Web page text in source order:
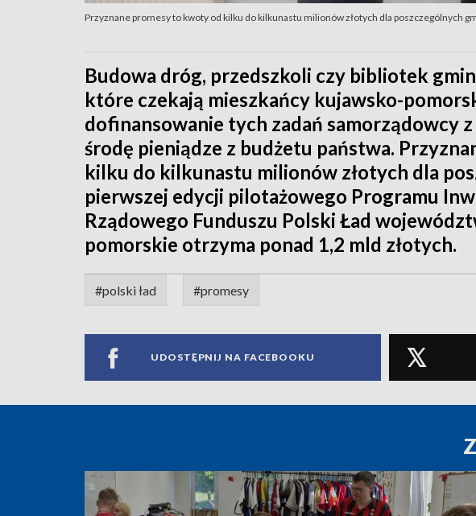
Przyznane promesy to kwoty od kilku do kilkunastu milionów złotych dla poszczególnych
Budowa dróg, przedszkoli czy bibliotek
które czekają mieszkańcy kujawsko-
dofinansowanie tych zadań samorządowcy
środę pieniądze z budżetu państwa.
kilku do kilkunastu milionów złotych dla
pierwszej edycji pilotażowego Programu
Rządowego Funduszu Polski Ład
pomorskie otrzyma ponad 1,2 mld złotych.
#polski ład #promesy
UDOSTĘPNIJ NA FACEBOOKU